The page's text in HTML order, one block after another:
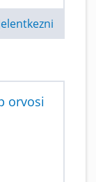
orvosi